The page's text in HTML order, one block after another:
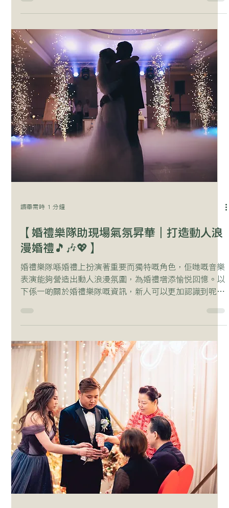
讀畢需時 1 分鐘
【婚禮樂隊助現場氣氛昇華｜打造動人浪
漫婚禮🎵🎶💖】
婚禮樂隊喺婚禮上扮演著重要而獨特嘅角色，佢哋嘅音樂
表演能夠營造出動人浪漫氛圍，為婚禮增添愉悅回憶。以
下係一啲關於婚禮樂隊嘅資訊，新人可以更加認識到呢項